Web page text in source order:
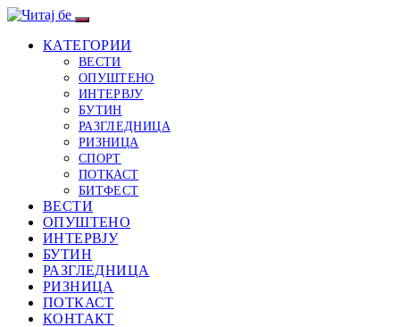
КАТЕГОРИИ
ВЕСТИ
ОПУШТЕНО
ИНТЕРВЈУ
БУТИН
РАЗГЛЕДНИЦА
РИЗНИЦА
СПОРТ
ПОТКАСТ
БИТФЕСТ
ВЕСТИ
ОПУШТЕНО
ИНТЕРВЈУ
БУТИН
РАЗГЛЕДНИЦА
РИЗНИЦА
ПОТКАСТ
КОНТАКТ